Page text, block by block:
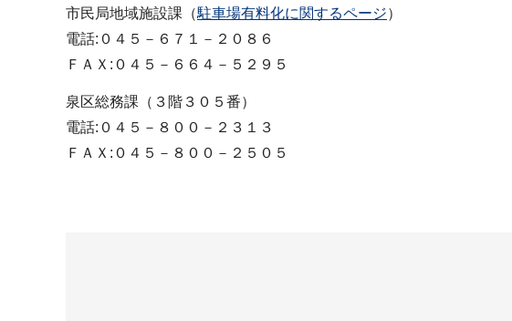
市民局地域施設課（駐車場有料化に関するページ）
電話:０４５－６７１－２０８６
ＦＡＸ:０４５－６６４－５２９５
泉区総務課（３階３０５番）
電話:０４５－８００－２３１３
ＦＡＸ:０４５－８００－２５０５